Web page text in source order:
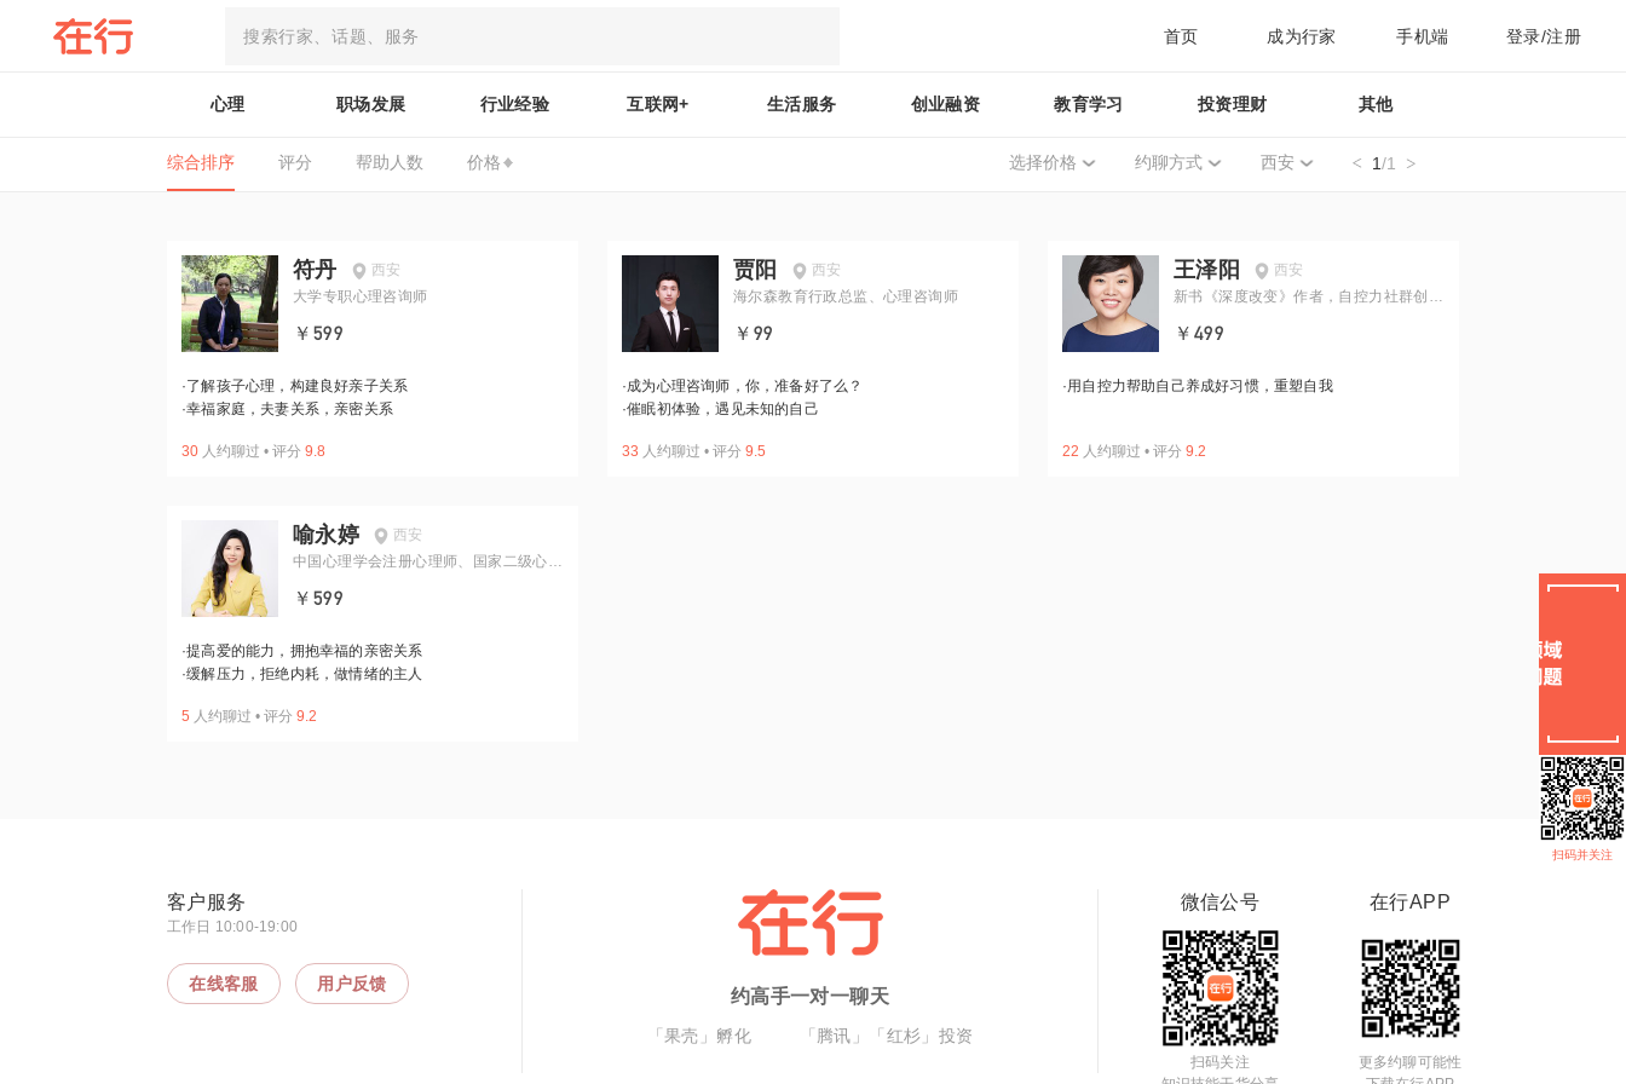
首页 成为行家 手机端 登录/注册
心理 职场发展 行业经验 互联网+ 生活服务 创业融资 教育学习 投资理财 其他
综合排序 评分 帮助人数 价格 选择价格 约聊方式 西安 1/1
符丹
西安
大学专职心理咨询师
￥599
·了解孩子心理，构建良好亲子关系
·幸福家庭，夫妻关系，亲密关系
30 人约聊过 • 评分 9.8
贾阳
西安
海尔森教育行政总监、心理咨询师
￥99
·成为心理咨询师，你，准备好了么？
·催眠初体验，遇见未知的自己
33 人约聊过 • 评分 9.5
王泽阳
西安
新书《深度改变》作者，自控力社群创始
￥499
·用自控力帮助自己养成好习惯，重塑自我
22 人约聊过 • 评分 9.2
喻永婷
西安
中国心理学会注册心理师、国家二级心理
家庭咨询师，国际注册高级催眠师
￥599
·提高爱的能力，拥抱幸福的亲密关系
·缓解压力，拒绝内耗，做情绪的主人
5 人约聊过 • 评分 9.2
扫码并关注
客户服务
工作日 10:00-19:00
在线客服 用户反馈
约高手一对一聊天
「果壳」孵化 「腾讯」「红杉」投资
微信公号
扫码关注
在行APP
更多约聊可能性